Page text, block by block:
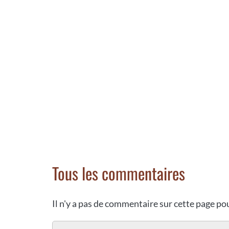
Tous les commentaires
Il n'y a pas de commentaire sur cette page